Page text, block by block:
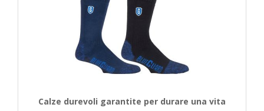
Calze durevoli garantite per durare una vita